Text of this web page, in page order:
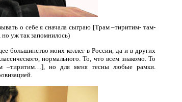
о себе я сначала сыграю [Трам –тиритим- там-
уж так запомнилось)
большинство моих коллег в России, да и в других
нормального. То, что всем знакомо. То
–тиритим…], но для меня тесны любые рамки.